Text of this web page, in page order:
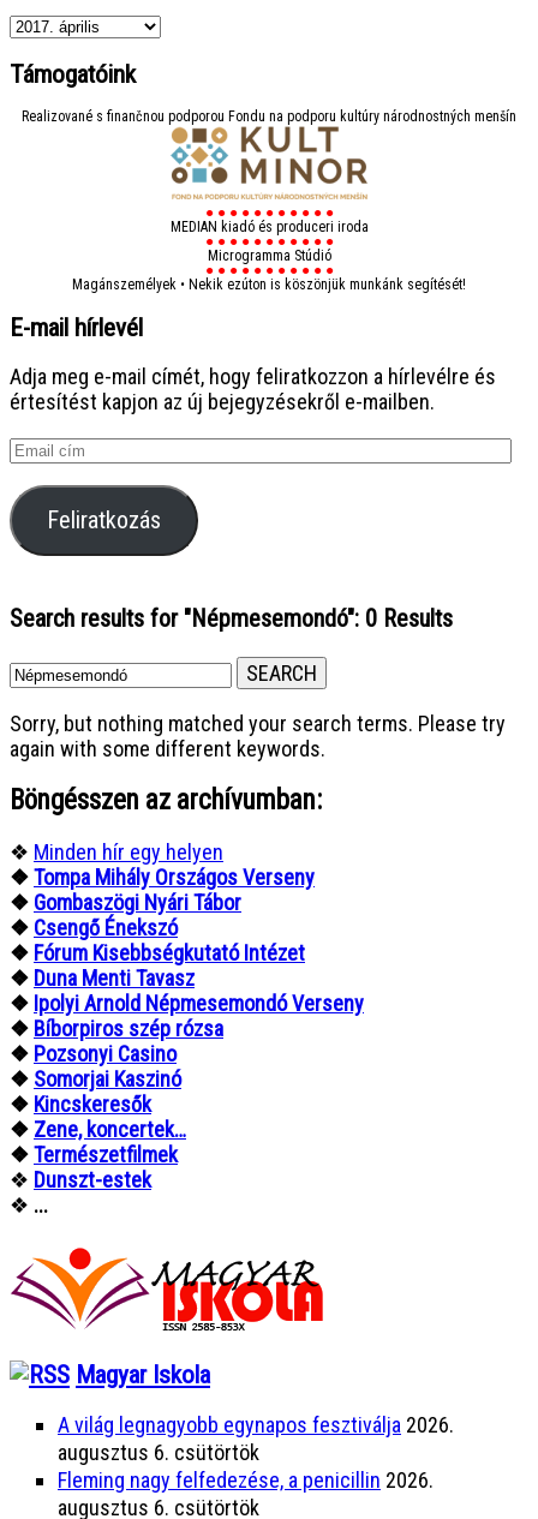
Archívum
Támogatóink
Realizované s finančnou podporou Fondu na podporu kultúry národnostných menšín
● ● ● ● ● ● ● ● ● ● ●
MEDIAN kiadó és produceri iroda
● ● ● ● ● ● ● ● ● ● ●
Microgramma Stúdió
● ● ● ● ● ● ● ● ● ● ●
Magánszemélyek • Nekik ezúton is köszönjük munkánk segítését!
E-mail hírlevél
Adja meg e-mail címét, hogy feliratkozzon a hírlevélre és
értesítést kapjon az új bejegyzésekről e-mailben.
Email
cím
Feliratkozás
Search results for "Népmesemondó": 0 Results
Sorry, but nothing matched your search terms. Please try
again with some different keywords.
Böngésszen az archívumban:
❖ Minden hír egy helyen
❖Tompa Mihály Országos Verseny
❖ Gombaszögi Nyári Tábor
❖ Csengő Énekszó
❖ Fórum Kisebbségkutató Intézet
❖ Duna Menti Tavasz
❖ Ipolyi Arnold Népmesemondó Verseny
❖ Bíborpiros szép rózsa
❖ Pozsonyi Casino
❖ Somorjai Kaszinó
❖ Kincskeresők
❖ Zene, koncertek…
❖Természetfilmek
❖ Dunszt-estek
❖ ...
Magyar Iskola
A világ legnagyobb egynapos fesztiválja 2026.
augusztus 6. csütörtök
Fleming nagy felfedezése, a penicillin 2026.
augusztus 6. csütörtök